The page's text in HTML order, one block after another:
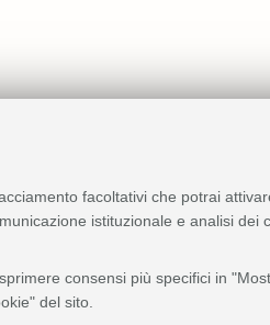
facoltativi che potrai
istituzionale e analisi dei
consensi più specifici in
del sito.